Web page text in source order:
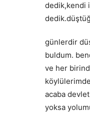
dedik,kendi
günlerdir
buldum.
ve her
acaba
yoksa